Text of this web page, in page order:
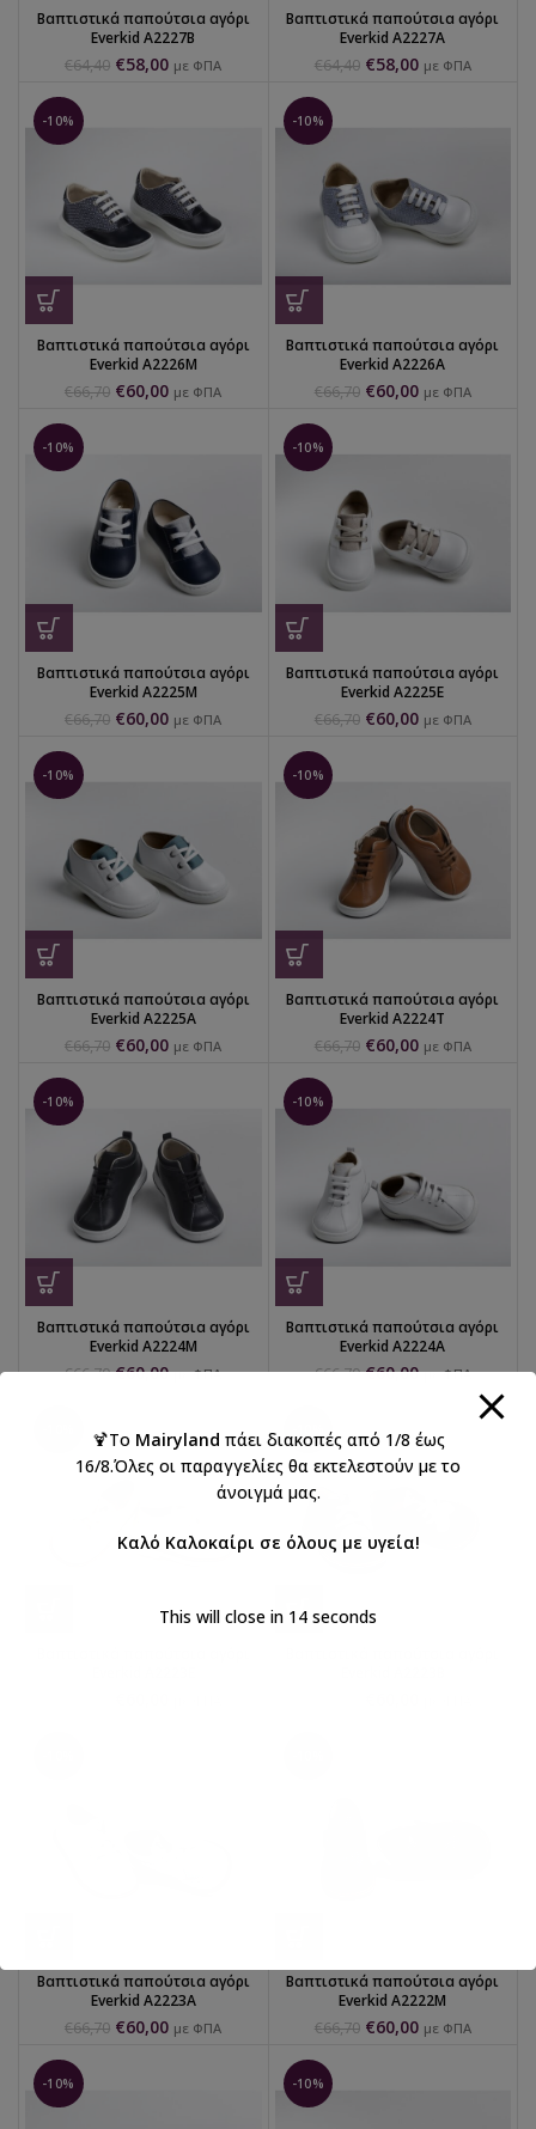
Βαπτιστικά παπούτσια αγόρι
Everkid Α2227Β
€64,40 €58,00 με ΦΠΑ
Βαπτιστικά παπούτσια αγόρι
Everkid Α2227Α
€64,40 €58,00 με ΦΠΑ
-10%
Βαπτιστικά παπούτσια αγόρι
Everkid Α2226Μ
€66,70 €60,00 με ΦΠΑ
-10%
Βαπτιστικά παπούτσια αγόρι
Everkid Α2226Α
€66,70 €60,00 με ΦΠΑ
-10%
Βαπτιστικά παπούτσια αγόρι
Everkid Α2225Μ
€66,70 €60,00 με ΦΠΑ
-10%
Βαπτιστικά παπούτσια αγόρι
Everkid Α2225Ε
€66,70 €60,00 με ΦΠΑ
-10%
Βαπτιστικά παπούτσια αγόρι
Everkid Α2225Α
€66,70 €60,00 με ΦΠΑ
-10%
Βαπτιστικά παπούτσια αγόρι
Everkid Α2224Τ
€66,70 €60,00 με ΦΠΑ
-10%
Βαπτιστικά παπούτσια αγόρι
Everkid Α2224Μ
€66,70 €60,00 με ΦΠΑ
-10%
Βαπτιστικά παπούτσια αγόρι
Everkid Α2224Α
€66,70 €60,00 με ΦΠΑ
Βαπτιστικά παπούτσια αγόρι
Everkid Α2223Α
€66,70 €60,00 με ΦΠΑ
Βαπτιστικά παπούτσια αγόρι
Everkid Α2222Μ
€66,70 €60,00 με ΦΠΑ
-10% -10%
🍹Το Mairyland πάει διακοπές από 1/8 έως
16/8.Όλες οι παραγγελίες θα εκτελεστούν με το
άνοιγμά μας.
Καλό Καλοκαίρι σε όλους με υγεία!
This will close in 14 seconds